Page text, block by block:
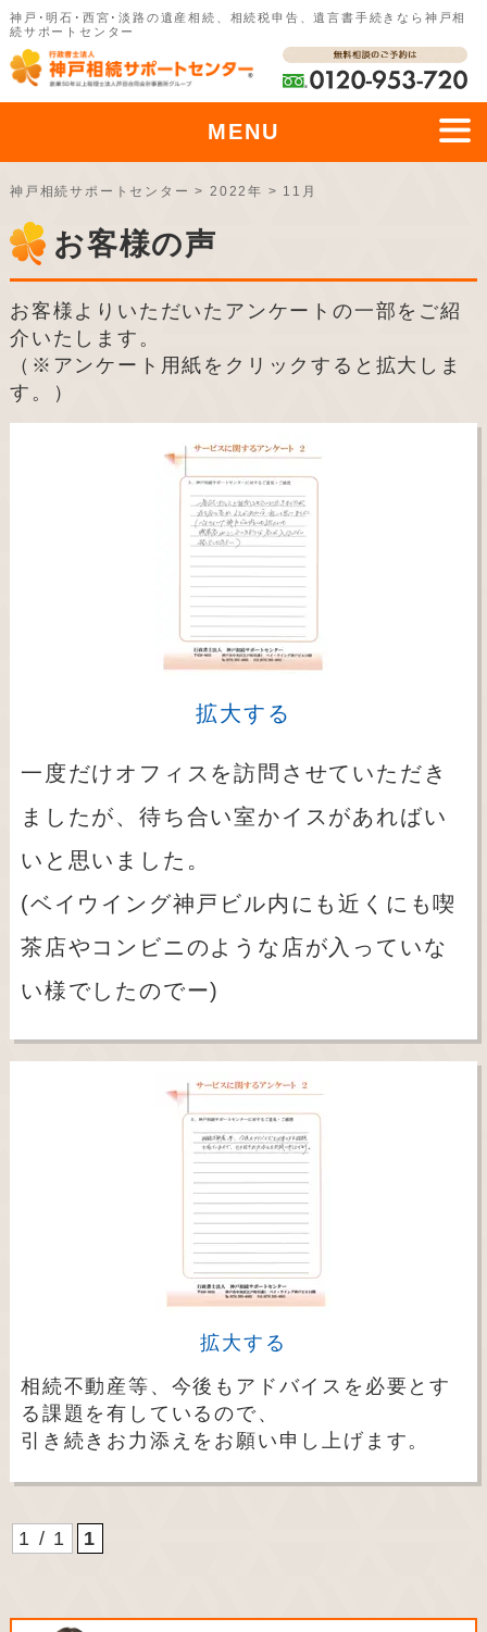
神戸･明石･西宮･淡路の遺産相続、相続税申告、遺言書手続きなら神戸相
続サポートセンター
MENU
神戸相続サポートセンター > 2022年 > 11月
お客様の声
お客様よりいただいたアンケートの一部をご紹
介いたします。
（※アンケート用紙をクリックすると拡大しま
す。）
拡大する
一度だけオフィスを訪問させていただき
ましたが、待ち合い室かイスがあればい
いと思いました。
(ベイウイング神戸ビル内にも近くにも喫
茶店やコンビニのような店が入っていな
い様でしたのでー)
拡大する
相続不動産等、今後もアドバイスを必要とす
る課題を有しているので、
引き続きお力添えをお願い申し上げます。
1 / 1 1